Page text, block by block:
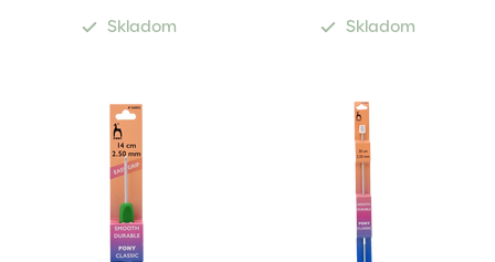
Skladom Skladom